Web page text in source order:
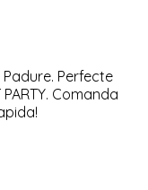
Perfecte
Comanda